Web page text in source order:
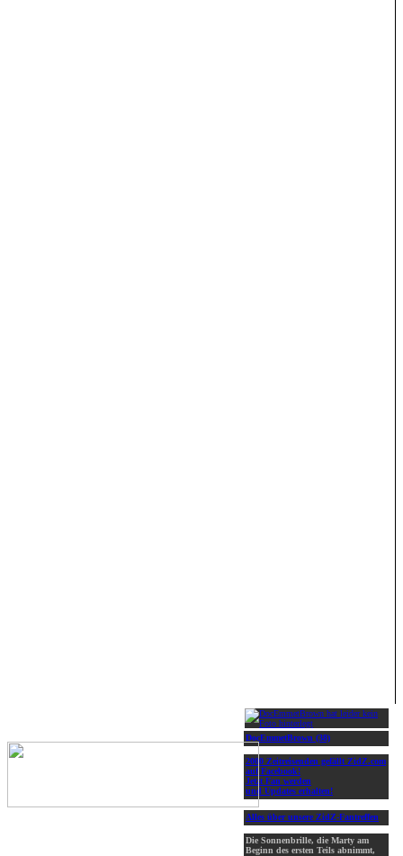
DocEmmetBrown (38)
2000 Zeitreisenden gefällt ZidZ.com
auf Facebook!
Jetzt Fan werden
und Updates erhalten!
Alles über unsere ZidZ-Fantreffen
Die Sonnenbrille, die Marty am
Beginn des ersten Teils abnimmt,